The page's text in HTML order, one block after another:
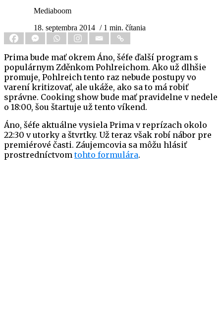
Mediaboom
18. septembra 2014 / 1 min. čítania
Prima bude mať okrem Áno, šéfe ďalší program s
populárnym Zděnkom Pohlreichom. Ako už dlhšie
promuje, Pohlreich tento raz nebude postupy vo
varení kritizovať, ale ukáže, ako sa to má robiť
správne. Cooking show bude mať pravidelne v nedele
o 18:00, šou štartuje už tento víkend.
Áno, šéfe aktuálne vysiela Prima v reprízach okolo
22:30 v utorky a štvrtky. Už teraz však robí nábor pre
premiérové časti. Záujemcovia sa môžu hlásiť
prostredníctvomtohto formulára.